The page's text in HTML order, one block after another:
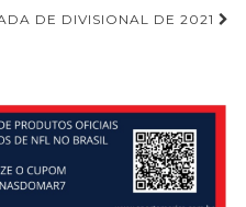
DE DIVISIONAL DE 2021